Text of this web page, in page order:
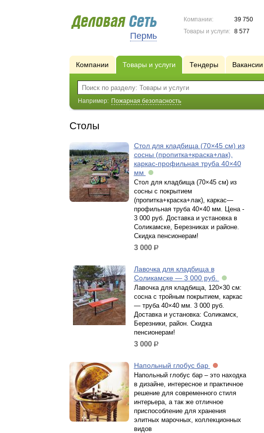
Пермь
Компании:
39 750
Товары и услуги:
8 577
Компании Товары и услуги Тендеры Вакансии
Например: Пожарная безопасность
Столы
Стол для кладбища (70×45 см) из
сосны (пропитка+краска+лак),
каркас-профильная труба 40×40
мм
Стол для кладбища (70×45 см) из
сосны с покрытием
(пропитка+краска+лак), каркас—
профильная труба 40×40 мм. Цена -
3 000 руб. Доставка и установка в
Соликамске, Березниках и районе.
Скидка пенсионерам!
3 000 р.
Лавочка для кладбища в
Соликамске — 3 000 руб.
Лавочка для кладбища, 120×30 см:
сосна с тройным покрытием, каркас
— труба 40×40 мм. 3 000 руб.
Доставка и установка: Соликамск,
Березники, район. Скидка
пенсионерам!
3 000 р.
Напольный глобус бар
Напольный глобус бар – это находка
в дизайне, интересное и практичное
решение для современного стиля
интерьера, а так же отличное
приспособление для хранения
элитных марочных, коллекционных
видов